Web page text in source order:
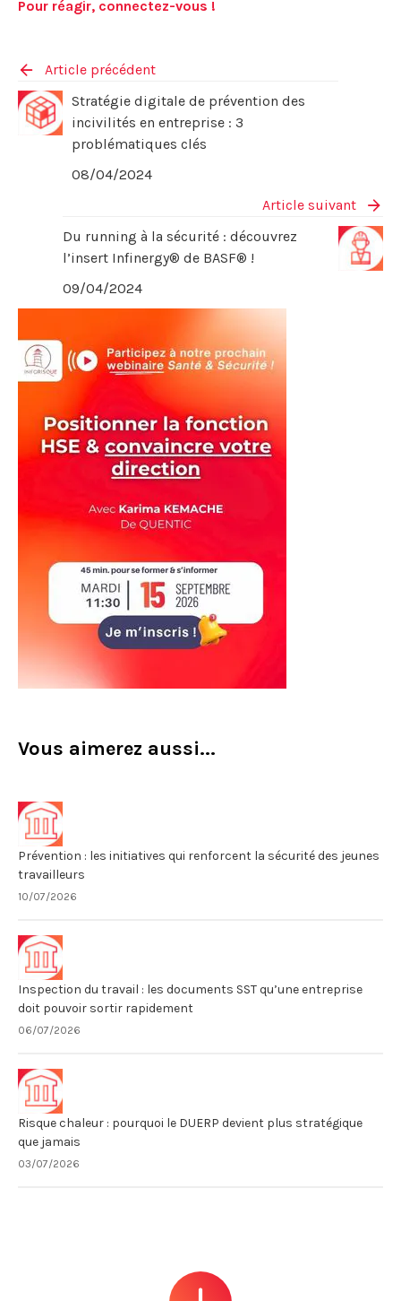
Pour réagir, connectez-vous !
Article précédent
Stratégie digitale de prévention des
incivilités en entreprise : 3
problématiques clés
08/04/2024
Article suivant
Du running à la sécurité : découvrez
l’insert Infinergy® de BASF® !
09/04/2024
Vous aimerez aussi...
Prévention : les initiatives qui renforcent la sécurité des jeunes
travailleurs
10/07/2026
Inspection du travail : les documents SST qu’une entreprise
doit pouvoir sortir rapidement
06/07/2026
Risque chaleur : pourquoi le DUERP devient plus stratégique
que jamais
03/07/2026